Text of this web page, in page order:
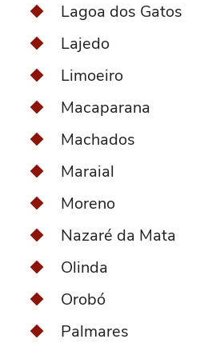
Lagoa dos Gatos
Lajedo
Limoeiro
Macaparana
Machados
Maraial
Moreno
Nazaré da Mata
Olinda
Orobó
Palmares